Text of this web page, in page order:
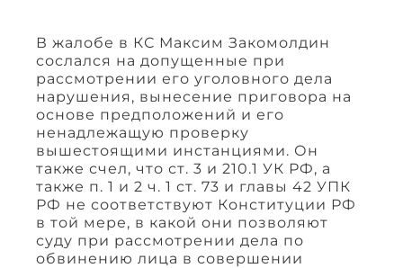
В жалобе в КС Максим Закомолдин
сослался на допущенные при
рассмотрении его уголовного дела
нарушения, вынесение приговора на
основе предположений и его
ненадлежащую проверку
вышестоящими инстанциями. Он
также счел, что ст. 3 и 210.1 УК РФ, а
также п. 1 и 2 ч. 1 ст. 73 и главы 42 УПК
РФ не соответствуют Конституции РФ
в той мере, в какой они позволяют
суду при рассмотрении дела по
обвинению лица в совершении